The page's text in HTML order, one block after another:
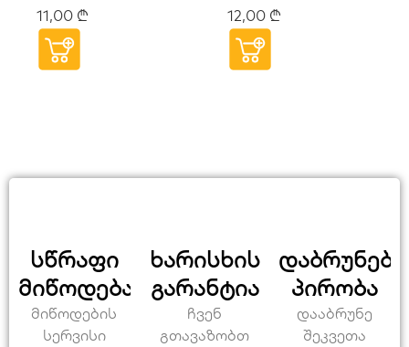
160მმ
HOTECHE
11,00 ₾ 12,00 ₾
სწრაფი
მიწოდება
მიწოდების
სერვისი
ხარისხის
გარანტია
ჩვენ
გთავაზობთ
პირობა
დააბრუნე
შეკვეთა